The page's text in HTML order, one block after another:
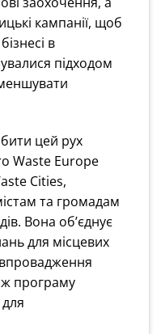
кампанії, щоб
в
підходом
цей рух
Waste Europe
Cities,
та громадам
Вона об’єднує
для місцевих
програму